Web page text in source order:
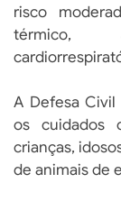
risco
térmico,
A Defesa
os cuidados
crianças,
de animais de